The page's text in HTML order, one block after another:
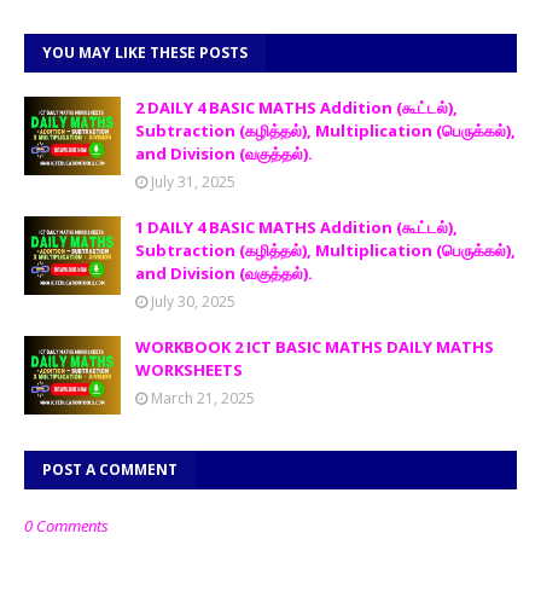
YOU MAY LIKE THESE POSTS
2 DAILY 4 BASIC MATHS Addition (கூட்டல்),
Subtraction (கழித்தல்), Multiplication (பெருக்கல்),
and Division (வகுத்தல்).
July 31, 2025
1 DAILY 4 BASIC MATHS Addition (கூட்டல்),
Subtraction (கழித்தல்), Multiplication (பெருக்கல்),
and Division (வகுத்தல்).
July 30, 2025
WORKBOOK 2 ICT BASIC MATHS DAILY MATHS
WORKSHEETS
March 21, 2025
POST A COMMENT
0 Comments